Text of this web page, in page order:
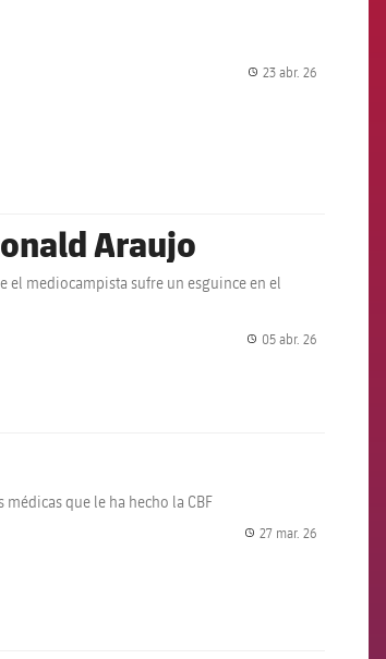
23 abr. 26
Araujo
el mediocampista sufre un esguince en el
05 abr. 26
que le ha hecho la CBF
27 mar. 26